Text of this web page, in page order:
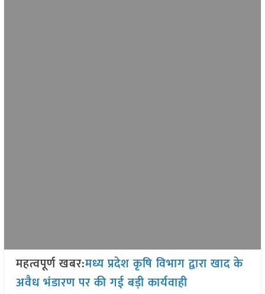
महत्वपूर्ण खबर:मध्य प्रदेश कृषि विभाग द्वारा खाद के
अवैध भंडारण पर की गई बड़ी कार्यवाही